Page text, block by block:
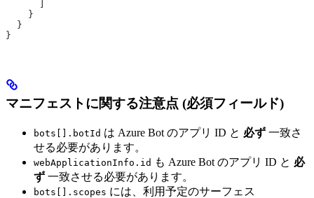
    }
  }
}
マニフェストに関する注意点 (必須フィールド)
bots[].botId は Azure Bot のアプリ ID と 必ず 一致さ
せる必要があります。
webApplicationInfo.id も Azure Bot のアプリ ID と 必
ず 一致させる必要があります。
bots[].scopes には、利用予定のサーフェス